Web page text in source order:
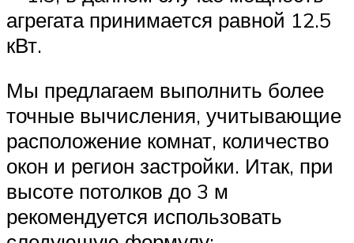
агрегата принимается равной 12.5
кВт.
Мы предлагаем выполнить более
точные вычисления, учитывающие
расположение комнат, количество
окон и регион застройки. Итак, при
высоте потолков до 3 м
рекомендуется использовать